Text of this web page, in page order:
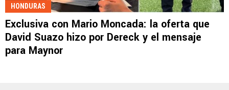
HONDURAS
Exclusiva con Mario Moncada: la oferta que
David Suazo hizo por Dereck y el mensaje
para Maynor